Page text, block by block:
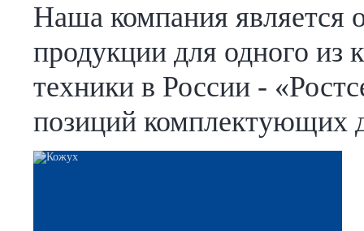
Наша компания является
продукции для одного из
техники в России -
позиций комплектующих